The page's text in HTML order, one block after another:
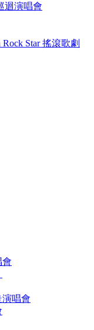
迴演唱會
Star 搖滾歌劇
會
演唱會